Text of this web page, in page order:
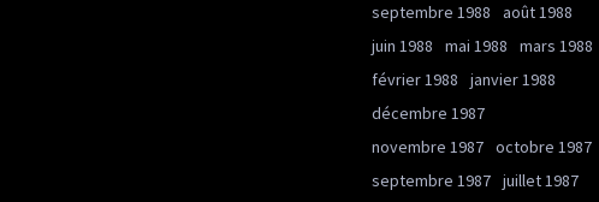
septembre 1988
août 1988
juin 1988
mai 1988
mars 1988
février 1988
janvier 1988
décembre 1987
novembre 1987 octobre 1987
septembre 1987 juillet 1987